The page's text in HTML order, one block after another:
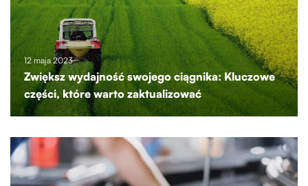
12 maja 2023
Zwiększ wydajność swojego ciągnika: Kluczowe
części, które warto zaktualizować